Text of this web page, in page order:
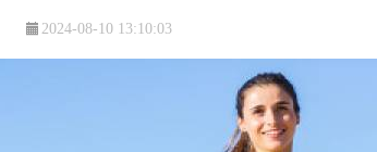
2024-08-10 13:10:03